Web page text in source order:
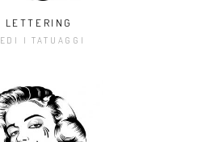
LETTERING
I TATUAGGI